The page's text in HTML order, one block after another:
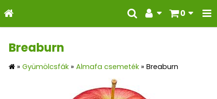
0
Breaburn
» Gyümölcsfák » Almafa csemeték » Breaburn